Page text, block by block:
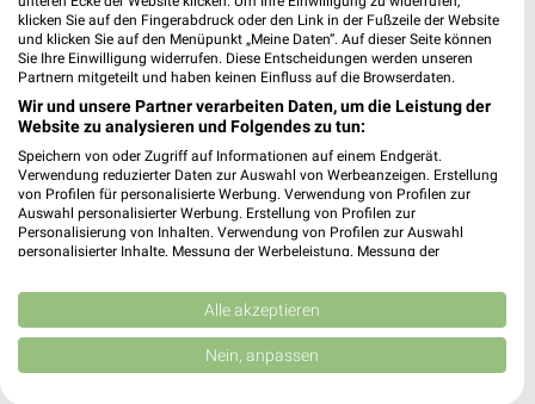
Jetzt alle "Spirituosen" Themen entdecken!
klicken Sie auf den Fingerabdruck oder den Link in der Fußzeile der Website
und klicken Sie auf den Menüpunkt „Meine Daten“. Auf dieser Seite können
Sie Ihre Einwilligung widerrufen. Diese Entscheidungen werden unseren
Partnern mitgeteilt und haben keinen Einfluss auf die Browserdaten.
Wir und unsere Partner verarbeiten Daten, um die Leistung der
Website zu analysieren und Folgendes zu tun:
Speichern von oder Zugriff auf Informationen auf einem Endgerät.
Verwendung reduzierter Daten zur Auswahl von Werbeanzeigen. Erstellung
von Profilen für personalisierte Werbung. Verwendung von Profilen zur
Auswahl personalisierter Werbung. Erstellung von Profilen zur
Personalisierung von Inhalten. Verwendung von Profilen zur Auswahl
personalisierter Inhalte. Messung der Werbeleistung. Messung der
Kombinationen von Daten aus verschiedenen Quellen. Entwicklung und
Verbesserung der Angebote. Verwendung reduzierter Daten zur Auswahl
von Inhalten.
Daten können außerhalb der Europäischen Union weitergegeben und in die
USA gesendet werden.
Alle akzeptieren
Nein, anpassen